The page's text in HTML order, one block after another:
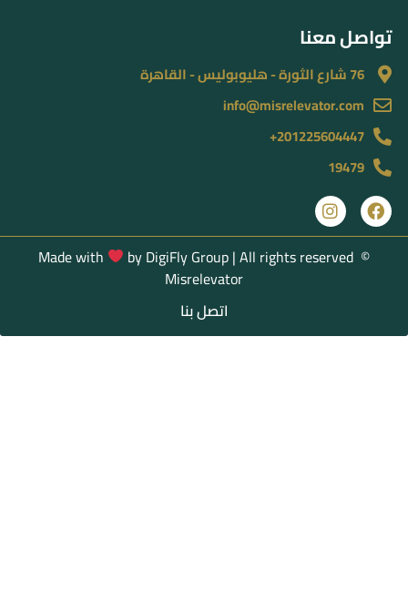
تواصل معنا
76 شارع الثورة - هليوبوليس - القاهرة
info@misrelevator.com
201225604447+
19479
Made with byDigiFly Group |All rights reserved
Misrelevator
اتصل بنا